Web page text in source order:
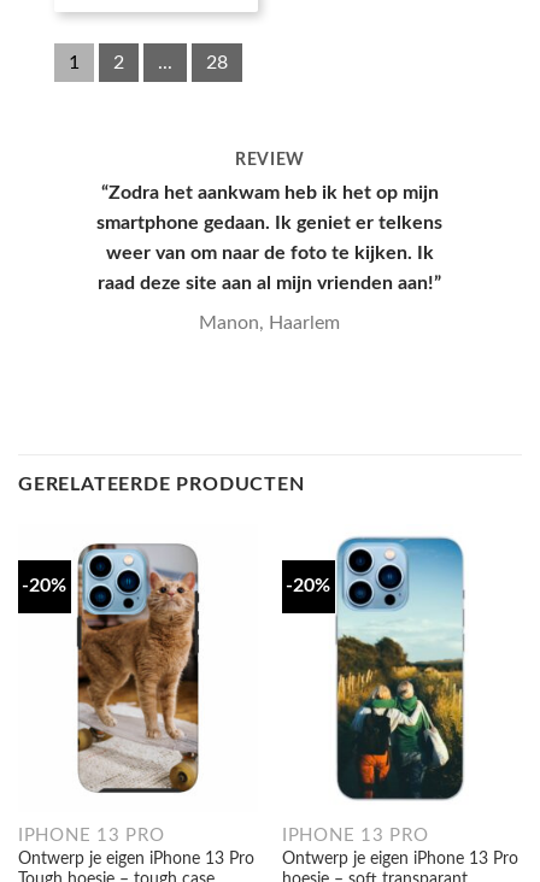
1 2 ... 28
REVIEW
“Hoesje kwam snel aan en had een leuke
verpakking, hele goede kwaliteit en
mooie print.”
Yana, Den Haag
Ontwerp je eigen iPhone 13 Pro
Tough hoesje – tough case
€29,95 Oorspronkelijke
€23,96 Huidige
IPHONE 13 PRO
Ontwerp je eigen iPhone 13 Pro
hoesje – soft transparant
€ 16,95
Oorspronkelijke
€13,55